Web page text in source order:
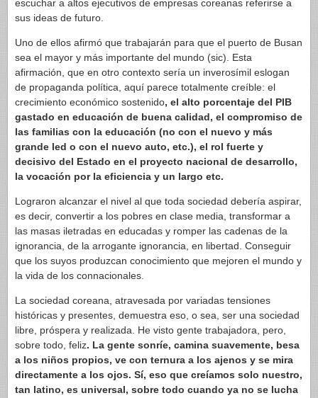
escuchar a altos ejecutivos de empresas coreanas referirse a
sus ideas de futuro.
Uno de ellos afirmó que trabajarán para que el puerto de Busan
sea el mayor y más importante del mundo (sic). Esta
afirmación, que en otro contexto sería un inverosímil eslogan
de propaganda política, aquí parece totalmente creíble: el
crecimiento económico sostenido, el alto porcentaje del PIB
gastado en educación de buena calidad, el compromiso de
las familias con la educación (no con el nuevo y más
grande led o con el nuevo auto, etc.), el rol fuerte y
decisivo del Estado en el proyecto nacional de desarrollo,
la vocación por la eficiencia y un largo etc.
Lograron alcanzar el nivel al que toda sociedad debería aspirar,
es decir, convertir a los pobres en clase media, transformar a
las masas iletradas en educadas y romper las cadenas de la
ignorancia, de la arrogante ignorancia, en libertad. Conseguir
que los suyos produzcan conocimiento que mejoren el mundo y
la vida de los connacionales.
La sociedad coreana, atravesada por variadas tensiones
históricas y presentes, demuestra eso, o sea, ser una sociedad
libre, próspera y realizada. He visto gente trabajadora, pero,
sobre todo, feliz. La gente sonríe, camina suavemente, besa
a los niños propios, ve con ternura a los ajenos y se mira
directamente a los ojos. Sí, eso que creíamos solo nuestro,
tan latino, es universal, sobre todo cuando ya no se lucha